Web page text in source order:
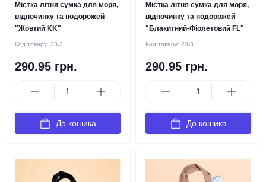
Містка літня сумка для моря,
відпочинку та подорожей
"Жовтий KK"
Код товару: 23-3
290.95 грн.
До кошика
Містка літня сумка для моря,
відпочинку та подорожей
"Блакитний-Фіолетовий FL"
Код товару: 23-3
290.95 грн.
До кошика